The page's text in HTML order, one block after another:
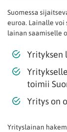
Suomessa
euroa. Lainalle voi
lainan saamiselle
Yrityksen
toimii
Yritys on
Yrityslainan